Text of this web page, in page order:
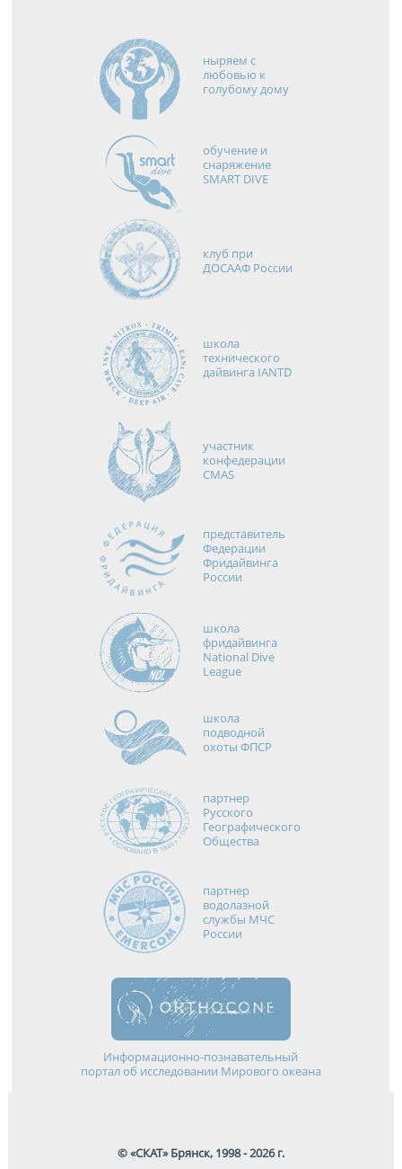
ныряем с
любовью к
голубому дому
обучение и
снаряжение
SMART DIVE
клуб при
ДОСААФ России
школа
технического
дайвинга IANTD
участник
конфедерации
CMAS
представитель
Федерации
Фридайвинга
России
школа
фридайвинга
National Dive
League
школа
подводной
охоты ФПСР
партнер
Русского
Географического
Общества
партнер
водолазной
службы МЧС
России
Информационно-познавательный
портал об исследовании Мирового океана
© «СКАТ» Брянск, 1998 - 2026 г.